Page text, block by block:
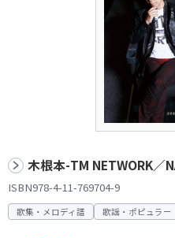
木根本-TM NETWORK／
ISBN978-4-11-769704-9
歌集・メロディ譜 歌謡・ポピュラー